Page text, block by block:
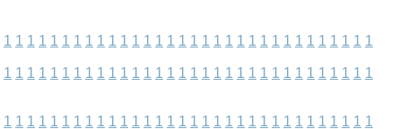
1 1 1 1 1 1 1 1 1 1 1 1 1 1 1 1 1 1 1 1 1 1 1 1 1 1 1 1 1 1 1 1
1 1 1 1 1 1 1 1 1 1 1 1 1 1 1 1 1 1 1 1 1 1 1 1 1 1 1 1 1 1 1 1
1 1 1 1 1 1 1 1 1 1 1 1 1 1 1 1 1 1 1 1 1 1 1 1 1 1 1 1 1 1 1 1